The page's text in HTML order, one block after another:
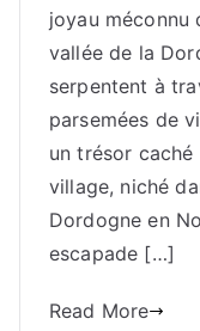
joyau
vallée de la
serpentent à
parsemées de
un trésor
village, niché
Dordogne en
escapade […]
Read More